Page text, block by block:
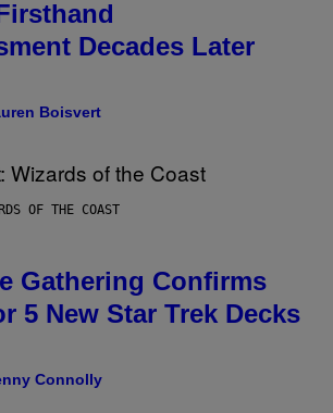
Decades Later
Boisvert
OF THE COAST
Gathering Confirms
5 New Star Trek Decks
Connolly